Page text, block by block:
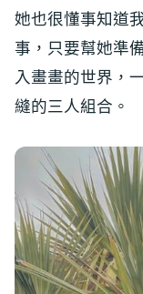
她也很懂事知道
事，只要幫她準
入畫畫的世界，
縫的三人組合。